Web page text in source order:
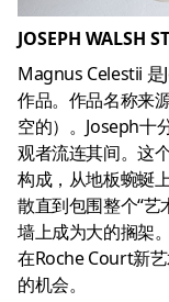
JOSEPH WALSH
Magnus Celestii
作品。作品名称来
空的）。Joseph十
观者流连其间。这
构成，从地板蜿蜒
散直到包围整个“
墙上成为大的搁架
在Roche Court新
的机会。